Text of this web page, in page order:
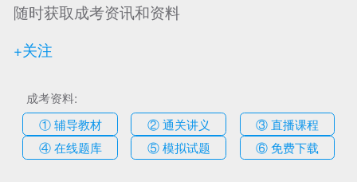
随时获取成考资讯和资料
+关注
成考资料:
① 辅导教材
② 通关讲义
③ 直播课程
④ 在线题库
⑤ 模拟试题 ⑥ 免费下载